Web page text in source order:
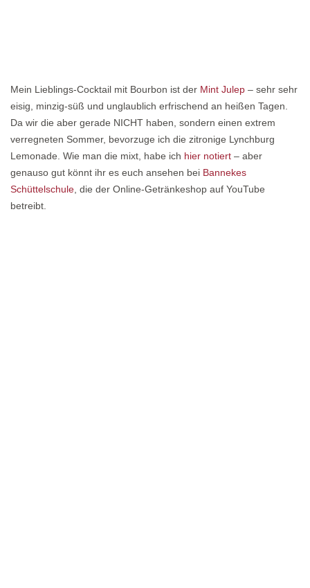
Mein Lieblings-Cocktail mit Bourbon ist der Mint Julep – sehr sehr
eisig, minzig-süß und unglaublich erfrischend an heißen Tagen.
Da wir die aber gerade NICHT haben, sondern einen extrem
verregneten Sommer, bevorzuge ich die zitronige Lynchburg
Lemonade. Wie man die mixt, habe ich hier notiert – aber
genauso gut könnt ihr es euch ansehen bei Bannekes
Schüttelschule , die der Online-Getränkeshop auf YouTube
betreibt.